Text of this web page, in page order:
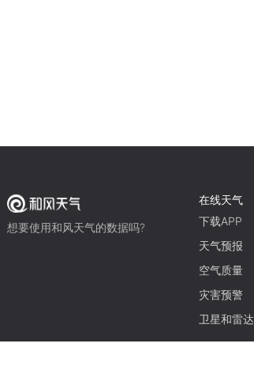
想要使用和风天气的数据吗?
在线天气
下载APP
天气预报
空气质量
灾害预警
卫星和雷达